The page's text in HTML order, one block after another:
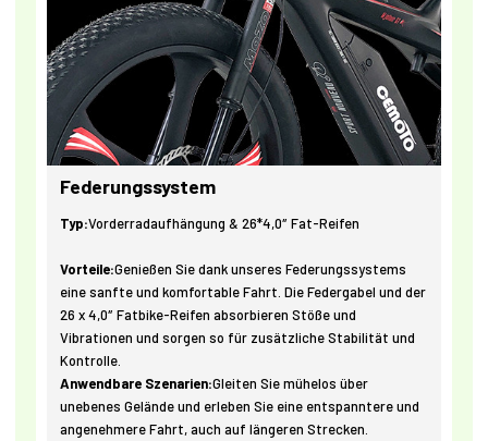
Federungssystem
Typ:Vorderradaufhängung & 26*4,0″ Fat-Reifen
Vorteile:Genießen Sie dank unseres Federungssystems
eine sanfte und komfortable Fahrt. Die Federgabel und der
26 x 4,0″ Fatbike-Reifen absorbieren Stöße und
Vibrationen und sorgen so für zusätzliche Stabilität und
Kontrolle.
Anwendbare Szenarien:Gleiten Sie mühelos über
unebenes Gelände und erleben Sie eine entspanntere und
angenehmere Fahrt, auch auf längeren Strecken.